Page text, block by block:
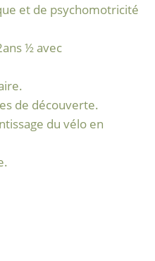
et de psychomotricité
½ avec
de découverte.
du vélo en